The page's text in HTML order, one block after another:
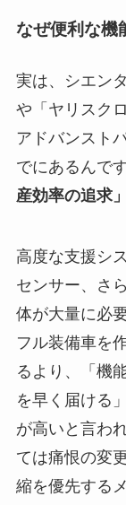
なぜ便利な機
実は、シエン
や「ヤリスク
アドバンスト
でにあるんで
産効率の追求」
高度な支援シ
センサー、さ
体が大量に必
フル装備車を
るより、「機
を早く届ける
が高いと言わ
ては痛恨の変
縮を優先する